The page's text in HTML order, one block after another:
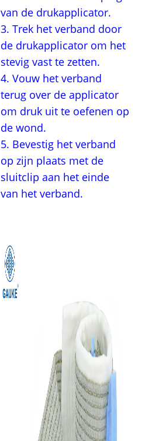
van de drukapplicator.
3. Trek het verband door
de drukapplicator om het
stevig vast te zetten.
4. Vouw het verband
terug over de applicator
om druk uit te oefenen op
de wond.
5. Bevestig het verband
op zijn plaats met de
sluitclip aan het einde
van het verband.